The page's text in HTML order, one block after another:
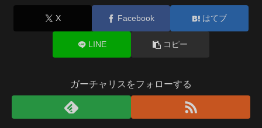
X Facebook はてブ
LINE コピー
ガーチャリスをフォローする